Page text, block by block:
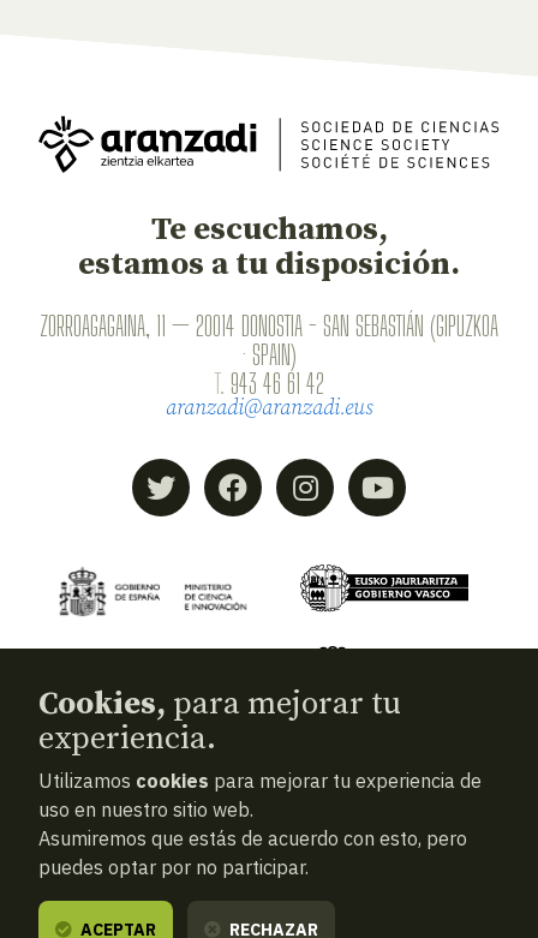
Te escuchamos,
estamos a tu disposición.
ZORROAGAGAINA, 11 — 20014 DONOSTIA - SAN SEBASTIÁN (GIPUZKOA
· SPAIN)
T. 943 46 61 42
aranzadi@aranzadi.eus
© 2026Aranzadi — Zientzia elkartea
Términos y condiciones
Política de privacidad
Cookies, para mejorar tu
experiencia.
Utilizamos cookies para mejorar tu experiencia de
uso en nuestro sitio web.
Asumiremos que estás de acuerdo con esto, pero
puedes optar por no participar.
ACEPTAR RECHAZAR